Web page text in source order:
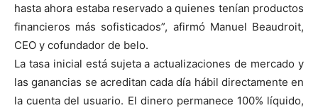
hasta ahora estaba reservado a quienes tenían productos
financieros más sofisticados”, afirmó Manuel Beaudroit,
CEO y cofundador de belo.
La tasa inicial está sujeta a actualizaciones de mercado y
las ganancias se acreditan cada día hábil directamente en
la cuenta del usuario. El dinero permanece 100% líquido,